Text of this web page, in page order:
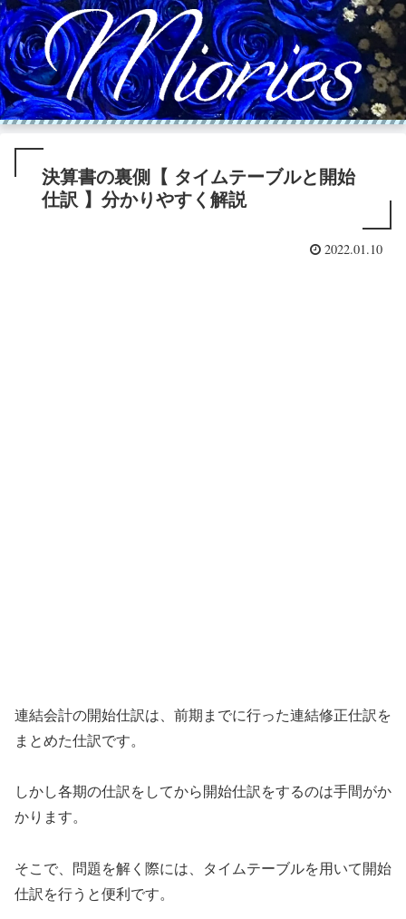
決算書の裏側【 タイムテーブルと開始
仕訳 】分かりやすく解説
2022.01.10
連結会計の開始仕訳は、前期までに行った連結修正仕訳を
まとめた仕訳です。
しかし各期の仕訳をしてから開始仕訳をするのは手間がか
かります。
そこで、問題を解く際には、タイムテーブルを用いて開始
仕訳を行うと便利です。